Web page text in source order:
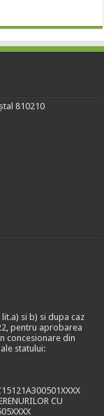
810210
si b) si dupa caz
pentru aprobarea
concesionare din
statului:
CU